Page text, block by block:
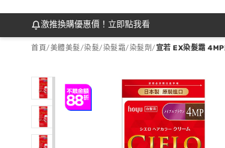
激推換購優惠價！立即點我看
首頁/美體美髮/染髮/染髮霜/染髮劑 /宣若 EX染髮霜